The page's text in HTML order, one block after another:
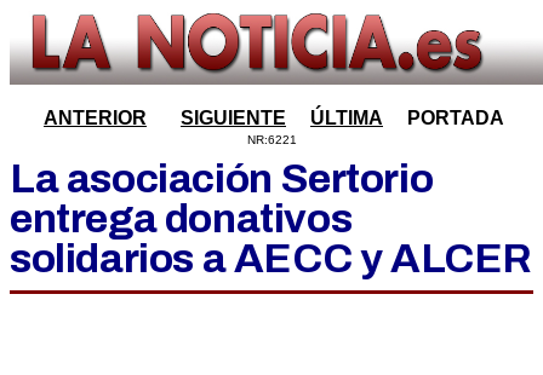
ANTERIOR SIGUIENTE ÚLTIMA PORTADA
NR:6221
La asociación Sertorio
entrega donativos
solidarios a AECC y ALCER